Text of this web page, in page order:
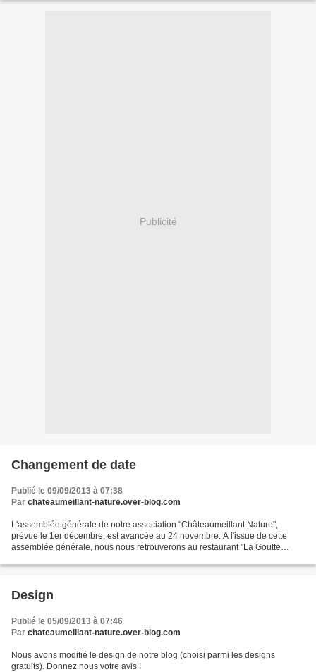
Publicité
Changement de date
Publié le 09/09/2013 à 07:38
Par chateaumeillant-nature.over-blog.com
L'assemblée générale de notre association "Châteaumeillant Nature",
prévue le 1er décembre, est avancée au 24 novembre. A l'issue de cette
assemblée générale, nous nous retrouverons au restaurant "La Goutte
Design
Publié le 05/09/2013 à 07:46
Par chateaumeillant-nature.over-blog.com
Nous avons modifié le design de notre blog (choisi parmi les designs
gratuits). Donnez nous votre avis !